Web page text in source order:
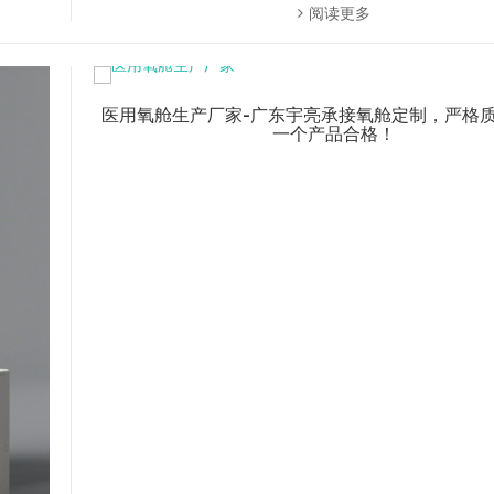
阅读更多
医用氧舱生产厂家-广东宇亮承接氧舱定制，严格
一个产品合格！